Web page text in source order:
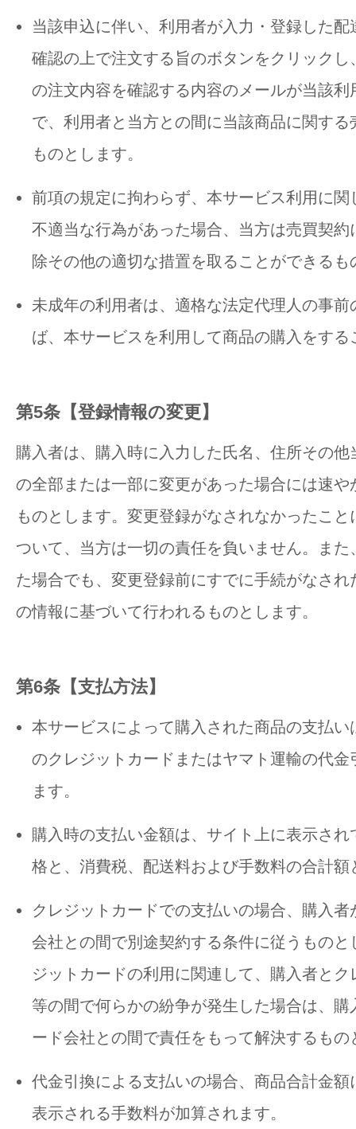
当該申込に伴い、利用者が入力・登録した
確認の上で注文する旨のボタンをクリックし
の注文内容を確認する内容のメールが当該利
で、利用者と当方との間に当該商品に関す
ものとします。
前項の規定に拘わらず、本サービス利用に関
不適当な行為があった場合、当方は売買契約
除その他の適切な措置を取ることができるも
未成年の利用者は、適格な法定代理人の事前
ば、本サービスを利用して商品の購入をす
第5条【登録情報の変更】
購入者は、購入時に入力した氏名、住所その
の全部または一部に変更があった場合には速や
ものとします。変更登録がなされなかったこ
ついて、当方は一切の責任を負いません。また
た場合でも、変更登録前にすでに手続がなさ
の情報に基づいて行われるものとします。
第6条【支払方法】
本サービスによって購入された商品の支払い
のクレジットカードまたはヤマト運輸の代金
ます。
購入時の支払い金額は、サイト上に表示さ
格と、消費税、配送料および手数料の合計額
クレジットカードでの支払いの場合、購入
会社との間で別途契約する条件に従うものと
ジットカードの利用に関連して、購入者と
等の間で何らかの紛争が発生した場合は、購
ード会社との間で責任をもって解決するもの
代金引換による支払いの場合、商品合計金額
表示される手数料が加算されます。